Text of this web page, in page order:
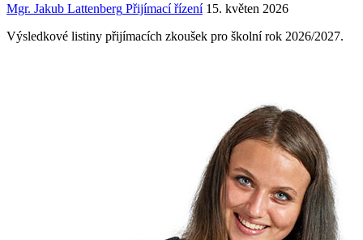
Mgr. Jakub Lattenberg Přijímací řízení 15. květen 2026
Výsledkové listiny přijímacích zkoušek pro školní rok 2026/2027.